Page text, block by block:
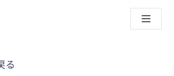
：主要なユースケースや連携機能
紹介：あらゆるチームの翻訳ワーク
る